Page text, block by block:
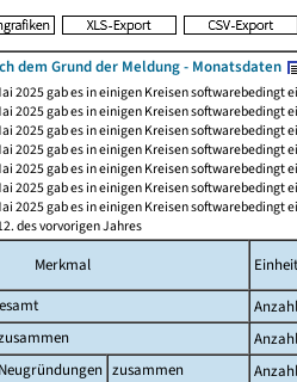
dem Grund der Meldung - Monatsdaten
2025 gab es in einigen Kreisen
2025 gab es in einigen Kreisen
2025 gab es in einigen Kreisen softwarebedingt
2025 gab es in einigen Kreisen softwarebedingt
2025 gab es in einigen Kreisen softwarebedingt
2025 gab es in einigen Kreisen softwarebedingt
2025 gab es in einigen Kreisen softwarebedingt
des vorvorigen Jahres
Merkmal Einheit
Anzahl
Anzahl
Neugründungen zusammen Anzahl